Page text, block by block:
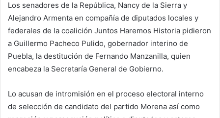
Los senadores de la República, Nancy de la Sierra y
Alejandro Armenta en compañía de diputados locales y
federales de la coalición Juntos Haremos Historia pidieron
a Guillermo Pacheco Pulido, gobernador interino de
Puebla, la destitución de Fernando Manzanilla, quien
encabeza la Secretaría General de Gobierno.
Lo acusan de intromisión en el proceso electoral interno
de selección de candidato del partido Morena así como